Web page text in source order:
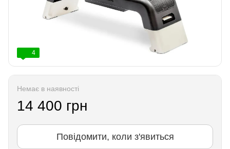
4
Немає в наявності
14 400 грн
Повідомити, коли з'явиться